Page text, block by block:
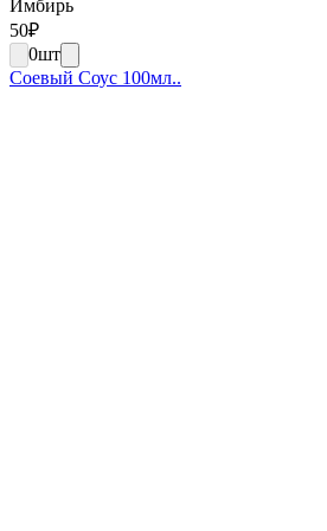
Имбирь
50₽
0шт
Соевый Соус 100мл..